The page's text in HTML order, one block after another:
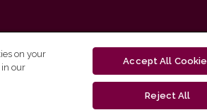
Vilnius University Press platform
on your
in our
Accept All
Reject All